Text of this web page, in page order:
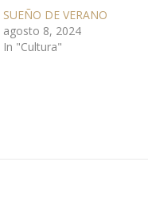
SUEÑO DE VERANO
agosto 8, 2024
In "Cultura"